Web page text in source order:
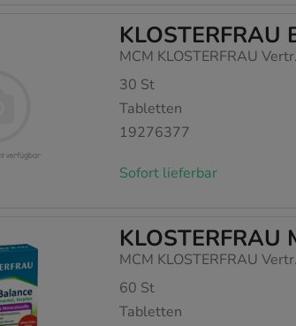
MCM KLOSTERFRAU
30 St
Tabletten
19276377
Sofort lieferbar
MCM KLOSTERFRAU
60 St
Tabletten